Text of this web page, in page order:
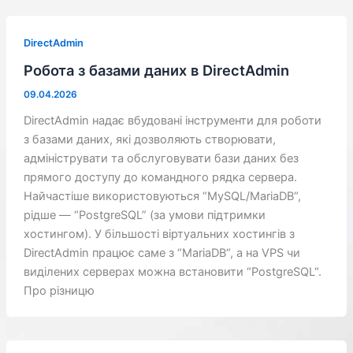
DirectAdmin
Робота з базами даних в DirectAdmin
09.04.2026
DirectAdmin надає вбудовані інструменти для роботи
з базами даних, які дозволяють створювати,
адмініструвати та обслуговувати бази даних без
прямого доступу до командного рядка сервера.
Найчастіше використовуються “MySQL/MariaDB“,
рідше — “PostgreSQL” (за умови підтримки
хостингом). У більшості віртуальних хостингів з
DirectAdmin працює саме з “MariaDB“, а на VPS чи
виділених серверах можна встановити “PostgreSQL“.
Про різницю